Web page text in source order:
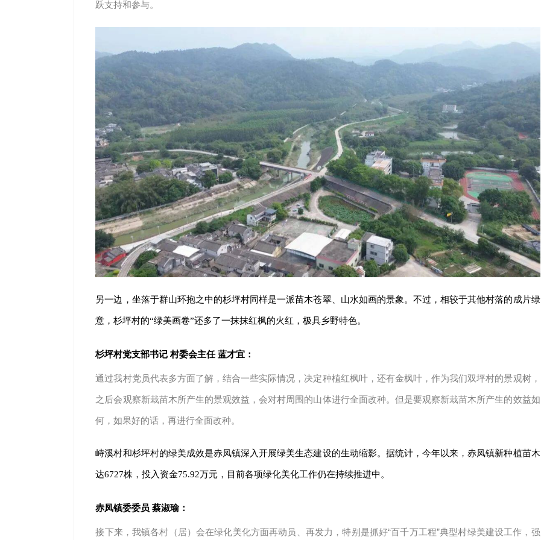
跃支持和参与。
另一边，坐落于群山环抱之中的杉坪村同样是一派苗木苍翠、山水如画的景象。不过，相较于其他村落的成片绿
意，杉坪村的“绿美画卷”还多了一抹抹红枫的火红，极具乡野特色。
杉坪村党支部书记 村委会主任 蓝才宜：
通过我村党员代表多方面了解，结合一些实际情况，决定种植红枫叶，还有金枫叶，作为我们双坪村的景观树，
之后会观察新栽苗木所产生的景观效益，会对村周围的山体进行全面改种。但是要观察新栽苗木所产生的效益如
何，如果好的话，再进行全面改种。
峙溪村和杉坪村的绿美成效是赤凤镇深入开展绿美生态建设的生动缩影。据统计，今年以来，赤凤镇新种植苗木
达6727株，投入资金75.92万元，目前各项绿化美化工作仍在持续推进中。
赤凤镇委委员 蔡淑瑜：
接下来，我镇各村（居）会在绿化美化方面再动员、再发力，特别是抓好“百千万工程”典型村绿美建设工作，强